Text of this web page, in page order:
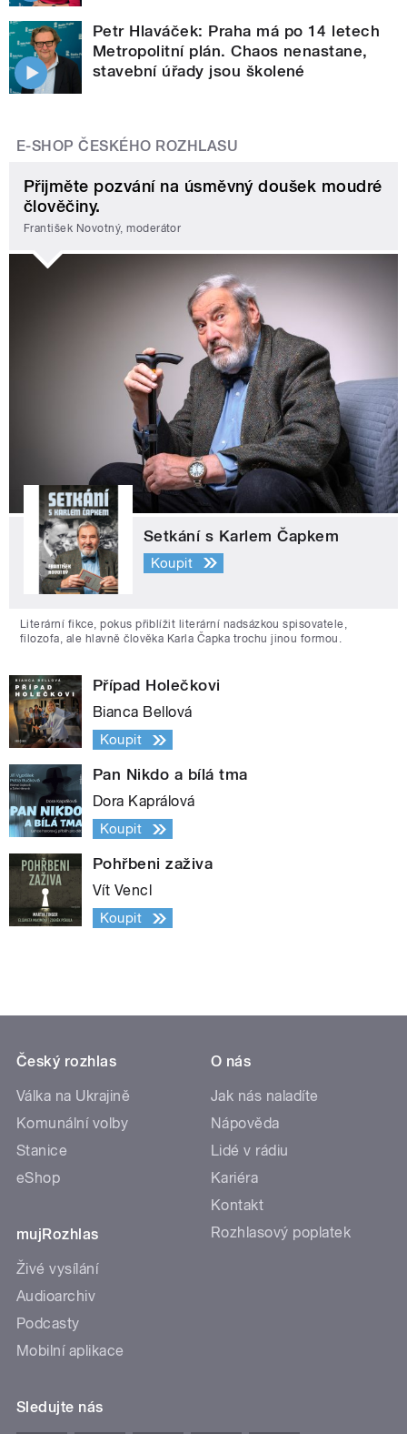
Petr Hlaváček: Praha má po 14 letech
Metropolitní plán. Chaos nenastane,
stavební úřady jsou školené
E-SHOP ČESKÉHO ROZHLASU
Přijměte pozvání na úsměvný doušek moudré
člověčiny.
František Novotný, moderátor
Setkání s Karlem Čapkem
Koupit
Literární fikce, pokus přiblížit literární nadsázkou spisovatele,
filozofa, ale hlavně člověka Karla Čapka trochu jinou formou.
Případ Holečkovi
Bianca Bellová
Koupit
Pan Nikdo a bílá tma
Dora Kaprálová
Koupit
Pohřbeni zaživa
Vít Vencl
Koupit
Český rozhlas
Válka na Ukrajině
Komunální volby
Stanice
eShop
mujRozhlas
Živé vysílání
Audioarchiv
Podcasty
Mobilní aplikace
O nás
Jak nás naladíte
Nápověda
Lidé v rádiu
Kariéra
Kontakt
Rozhlasový poplatek
Sledujte nás